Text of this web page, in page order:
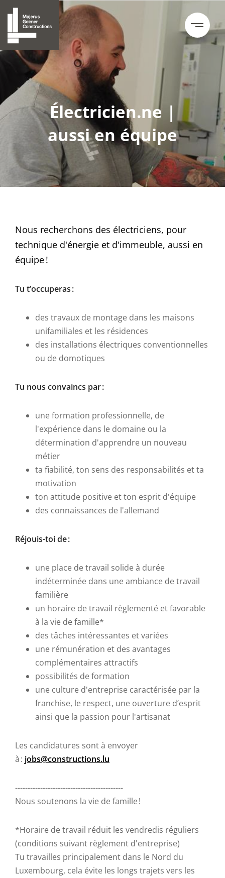
Électricien.ne |
aussi en équipe
Nous recherchons des électriciens, pour
technique d'énergie et d'immeuble, aussi en
équipe !
Tu t’occuperas :
des travaux de montage dans les maisons
unifamiliales et les résidences
des installations électriques conventionnelles
ou de domotiques
Tu nous convaincs par :
une formation professionnelle, de
l'expérience dans le domaine ou la
détermination d'apprendre un nouveau
métier
ta fiabilité, ton sens des responsabilités et ta
motivation
ton attitude positive et ton esprit d'équipe
des connaissances de l'allemand
Réjouis-toi de :
une place de travail solide à durée
indéterminée dans une ambiance de travail
familière
un horaire de travail règlementé et favorable
à la vie de famille*
des tâches intéressantes et variées
une rémunération et des avantages
complémentaires attractifs
possibilités de formation
une culture d'entreprise caractérisée par la
franchise, le respect, une ouverture d’esprit
ainsi que la passion pour l'artisanat
Les candidatures sont à envoyer
à : jobs@constructions.lu
-------------------------------------------
Nous soutenons la vie de famille !
*Horaire de travail réduit les vendredis réguliers
(conditions suivant règlement d'entreprise)
Tu travailles principalement dans le Nord du
Luxembourg, cela évite les longs trajets vers les